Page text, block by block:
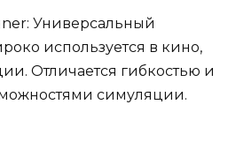
Универсальный
используется в кино,
Отличается гибкостью и
симуляции.